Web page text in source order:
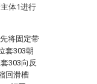
体1进行
将固定带
套303朝
303向反
回滑槽